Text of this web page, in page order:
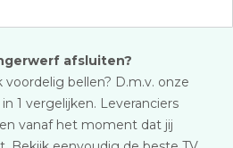
afsluiten?
bellen? D.m.v. onze
1 vergelijken. Leveranciers
vanaf het moment dat jij